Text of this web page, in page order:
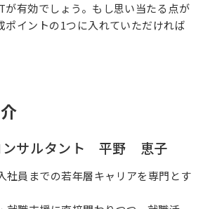
が有効でしょう。もし思い当たる点が
ポイントの1つに入れていただければ
ンサルタント 平野 恵子
社員までの若年層キャリアを専門とす